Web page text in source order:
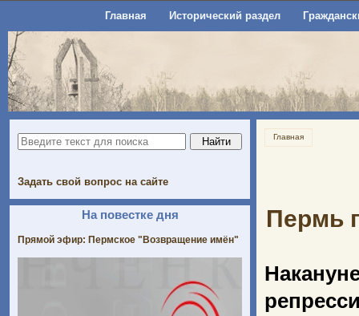
Главная Исторический раздел
Главная
Пермь
Задать свой вопрос на сайте
На повестке дня
Прямой эфир: Пермское "Возвращение имён"